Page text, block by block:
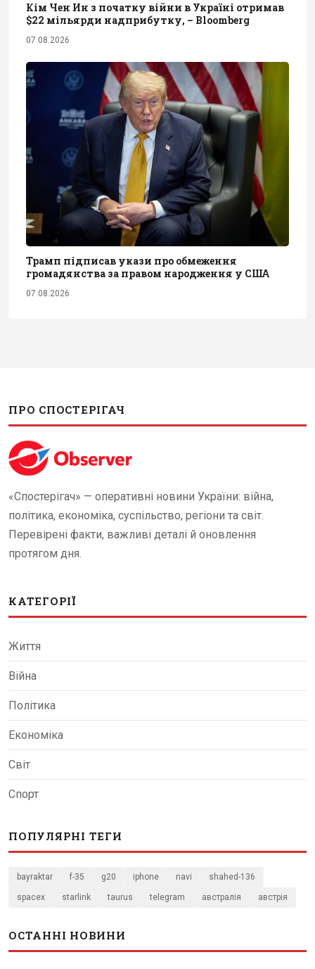
Кім Чен Ин з початку війни в Україні отримав
$22 мільярди надприбутку, – Bloomberg
07.08.2026
Трамп підписав укази про обмеження
громадянства за правом народження у США
07.08.2026
ПРО СПОСТЕРІГАЧ
«Спостерігач» — оперативні новини України: війна,
політика, економіка, суспільство, регіони та світ.
Перевірені факти, важливі деталі й оновлення
протягом дня.
КАТЕГОРІЇ
Життя
Війна
Політика
Економіка
Світ
Спорт
ПОПУЛЯРНІ ТЕГИ
bayraktar f-35 g20 iphone navi shahed-136
spacex starlink taurus telegram австралія австрія
ОСТАННІ НОВИНИ